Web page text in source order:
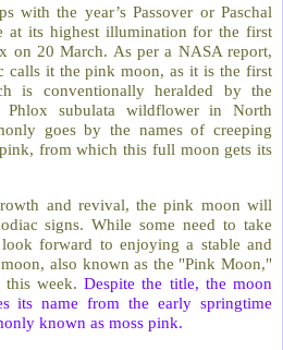
with the year’s Passover or Paschal
its highest illumination for the first
on 20 March. As per a NASA report,
calls it the pink moon, as it is the first
is conventionally heralded by the
subulata wildflower in North
goes by the names of creeping
from which this full moon gets its
and revival, the pink moon will
signs. While some need to take
forward to enjoying a stable and
also known as the "Pink Moon,"
week. Despite the title, the moon
name from the early springtime
known as moss pink.